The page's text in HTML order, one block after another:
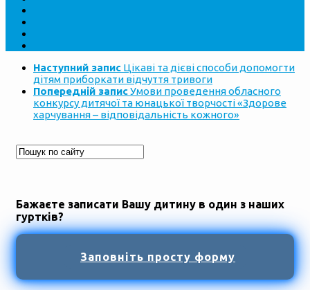
Наступний запис Цікаві та дієві способи допомогти
дітям приборкати відчуття тривоги
Попередній записУмови проведення обласного
конкурсу дитячої та юнацької творчості «Здорове
харчування – відповідальність кожного»
Бажаєте записати Вашу дитину в один з наших
гуртків?
Заповніть просту форму